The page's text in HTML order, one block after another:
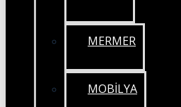
MERMER
MOBİLYA